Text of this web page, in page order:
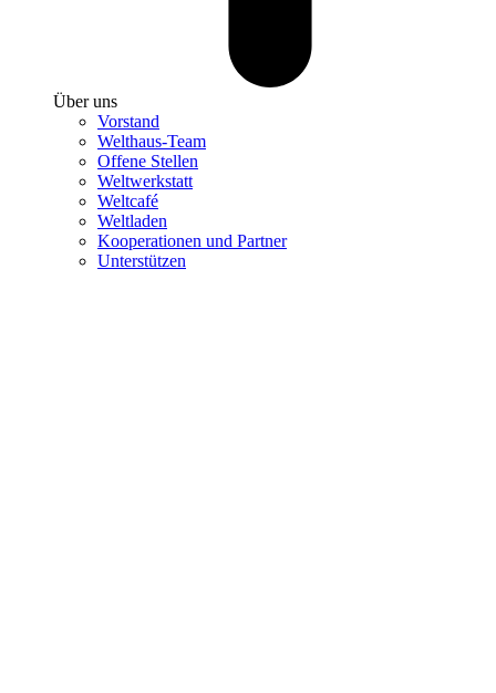
Über uns
Vorstand
Welthaus-Team
Offene Stellen
Weltwerkstatt
Weltcafé
Weltladen
Kooperationen und Partner
Unterstützen